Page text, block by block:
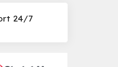
24/7